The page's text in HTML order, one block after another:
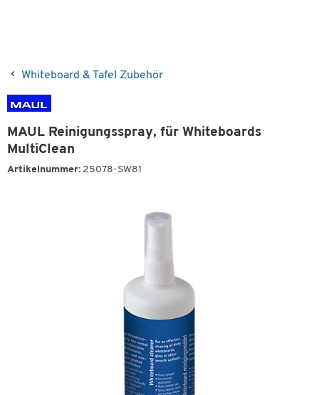
Whiteboard & Tafel Zubehör
MAUL Reinigungsspray, für Whiteboards
MultiClean
Artikelnummer: 25078-SW81